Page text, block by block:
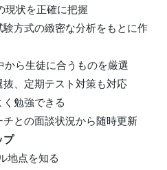
現状を正確に把握
験方式の緻密な分析をもとに作
から生徒に合うものを厳選
抜、定期テスト対策も対応
く勉強できる
チとの面談状況から随時更新
プ
地点を知る